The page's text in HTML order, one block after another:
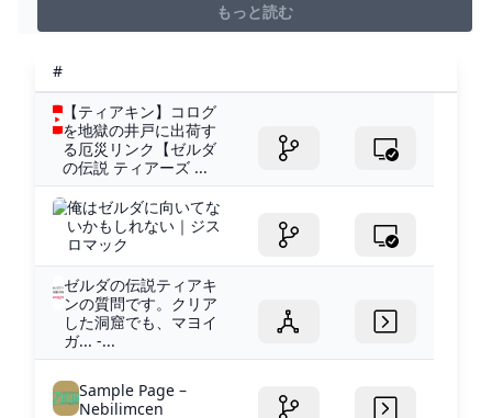
もっと読む
#
【ティアキン】コログ
を地獄の井戸に出荷す
る厄災リンク【ゼルダ
の伝説 ティアーズ ...
俺はゼルダに向いてな
いかもしれない｜ジス
ロマック
ゼルダの伝説ティアキ
ンの質問です。クリア
した洞窟でも、マヨイ
ガ... -...
Sample Page –
Nebilimcen